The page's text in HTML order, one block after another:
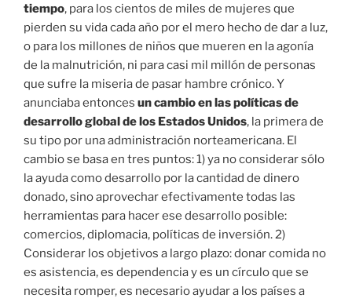
tiempo, para los cientos de miles de mujeres que
pierden su vida cada año por el mero hecho de dar a luz,
o para los millones de niños que mueren en la agonía
de la malnutrición, ni para casi mil millón de personas
que sufre la miseria de pasar hambre crónico. Y
anunciaba entonces un cambio en las políticas de
desarrollo global de los Estados Unidos, la primera de
su tipo por una administración norteamericana. El
cambio se basa en tres puntos: 1) ya no considerar sólo
la ayuda como desarrollo por la cantidad de dinero
donado, sino aprovechar efectivamente todas las
herramientas para hacer ese desarrollo posible:
comercios, diplomacia, políticas de inversión. 2)
Considerar los objetivos a largo plazo: donar comida no
es asistencia, es dependencia y es un círculo que se
necesita romper, es necesario ayudar a los países a